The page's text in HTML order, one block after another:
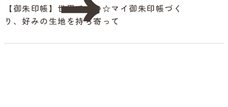
【御朱印帳】世界で一つ☆マイ御朱印帳づく
り、好みの生地を持ち寄って